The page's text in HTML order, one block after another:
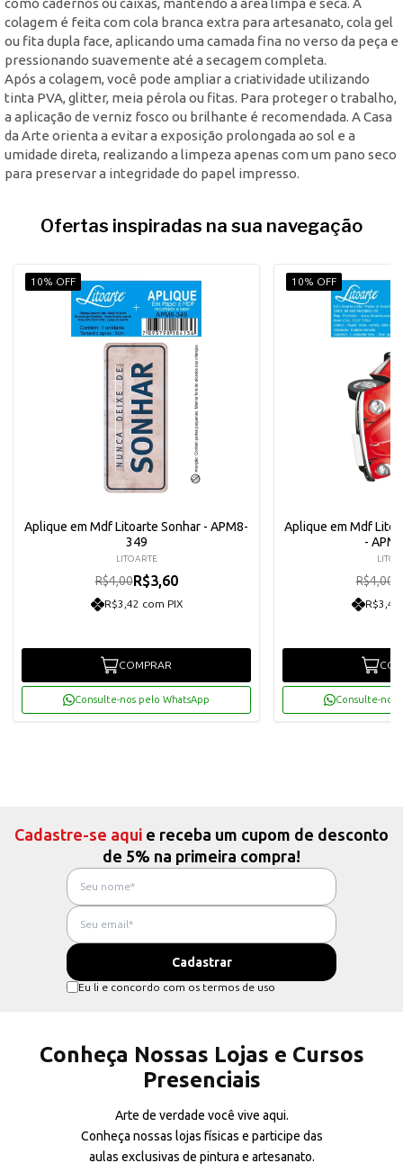
colagem é feita com cola branca extra para artesanato, cola gel
ou fita dupla face, aplicando uma camada fina no verso da peça e
pressionando suavemente até a secagem completa.
Após a colagem, você pode ampliar a criatividade utilizando
tinta PVA, glitter, meia pérola ou fitas. Para proteger o trabalho,
a aplicação de verniz fosco ou brilhante é recomendada. A Casa
da Arte orienta a evitar a exposição prolongada ao sol e a
umidade direta, realizando a limpeza apenas com um pano seco
para preservar a integridade do papel impresso.
Ofertas inspiradas na sua navegação
10% OFF
Aplique em Mdf Litoarte Sonhar - APM8-
349
LITOARTE
R$4,00R$3,60
R$3,42 com PIX
COMPRAR
Consulte-nos pelo WhatsApp
10% OFF
Aplique em Mdf
-
R$4,00
R$3,42
Consulte-nos
Cadastre-se aqui e receba um cupom de desconto
de 5% na primeira compra!
Eu li e concordo com os termos de uso
Conheça Nossas Lojas e Cursos
Presenciais
Arte de verdade você vive aqui.
Conheça nossas lojas físicas e participe das
aulas exclusivas de pintura e artesanato.